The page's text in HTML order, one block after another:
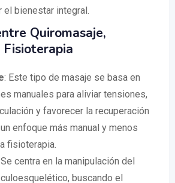
el bienestar integral.
Quiromasaje,
: Este tipo de masaje se basa en
manuales para aliviar tensiones,
y favorecer la recuperación
enfoque más manual y menos
fisioterapia.
centra en la manipulación del
buscando el